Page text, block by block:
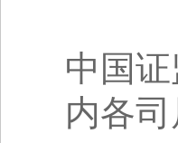
中国
内各司